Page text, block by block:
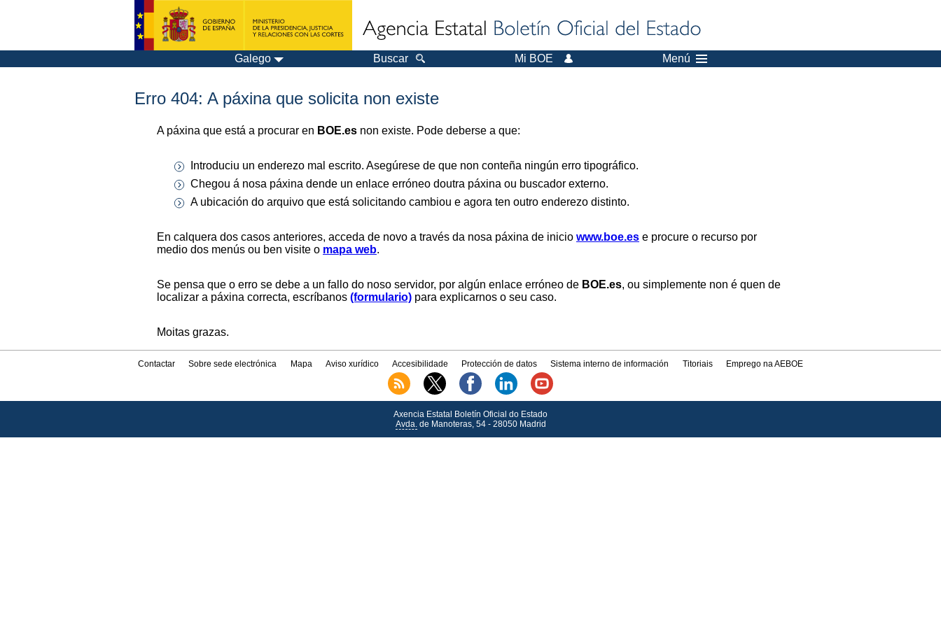
Galego Buscar Mi BOE Menú
Erro 404: A páxina que solicita non existe
A páxina que está a procurar en BOE.es non existe. Pode deberse a que:
Introduciu un enderezo mal escrito. Asegúrese de que non conteña ningún erro tipográfico.
Chegou á nosa páxina dende un enlace erróneo doutra páxina ou buscador externo.
A ubicación do arquivo que está solicitando cambiou e agora ten outro enderezo distinto.
En calquera dos casos anteriores, acceda de novo a través da nosa páxina de inicio www.boe.es e procure o recurso por
medio dos menús ou ben visite o mapa web.
Se pensa que o erro se debe a un fallo do noso servidor, por algún enlace erróneo de BOE.es, ou simplemente non é quen de
localizar a páxina correcta, escríbanos (formulario) para explicarnos o seu caso.
Moitas grazas.
Contactar Sobre sede electrónica Mapa Aviso xurídico Accesibilidade Protección de datos Sistema interno de información Titoriais Emprego na AEBOE
Axencia Estatal Boletín Oficial do Estado
Avda.de Manoteras, 54 - 28050 Madrid